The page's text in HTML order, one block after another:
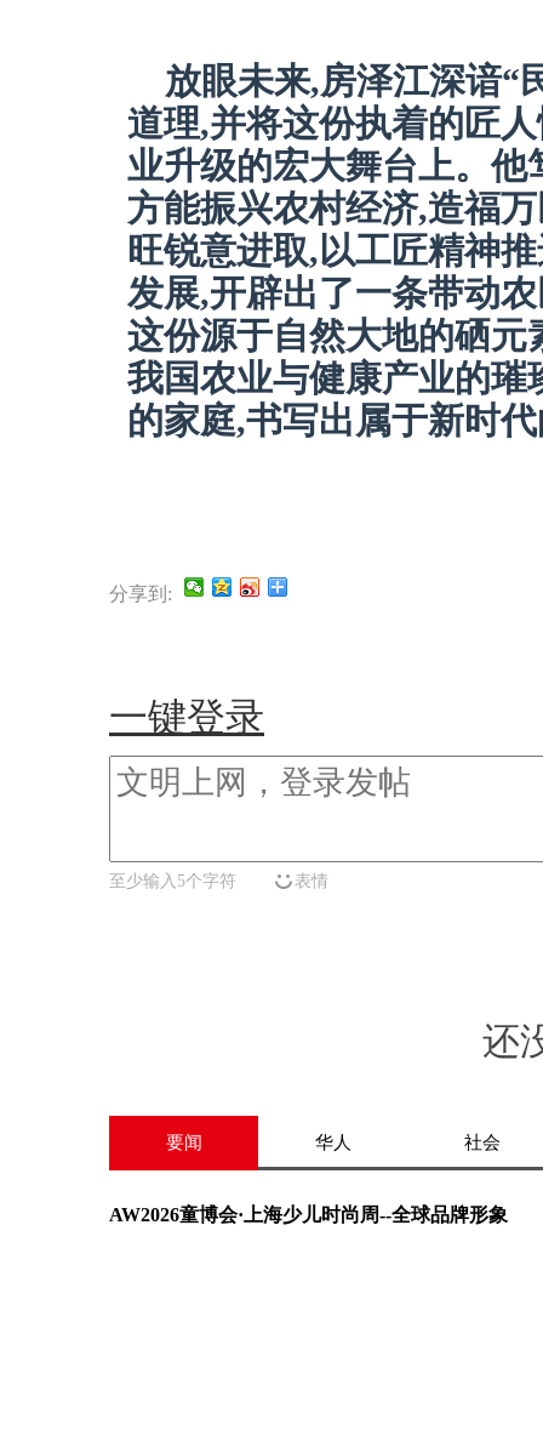
放眼未来,房泽江深谙“
道理,并将这份执着的匠
业升级的宏大舞台上。
方能振兴农村经济,造福
旺锐意进取,以工匠精神
发展,开辟出了一条带动
这份源于自然大地的硒
我国农业与健康产业的
的家庭,书写出属于新时
分享到:
一键登录
至少输入5个字符 表情
还
要闻 华人 社会
AW2026童博会·上海少儿时尚周--全球品牌形象